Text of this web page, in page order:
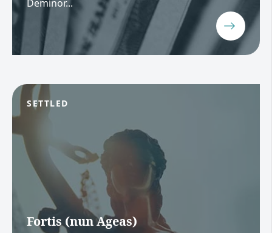
Deminor...
SETTLED
Fortis (nun Ageas)